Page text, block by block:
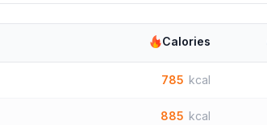
Calories
785 kcal
885 kcal